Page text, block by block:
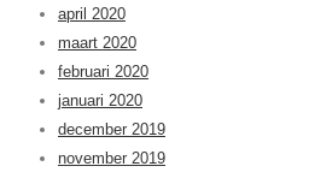
april 2020
maart 2020
februari 2020
januari 2020
december 2019
november 2019